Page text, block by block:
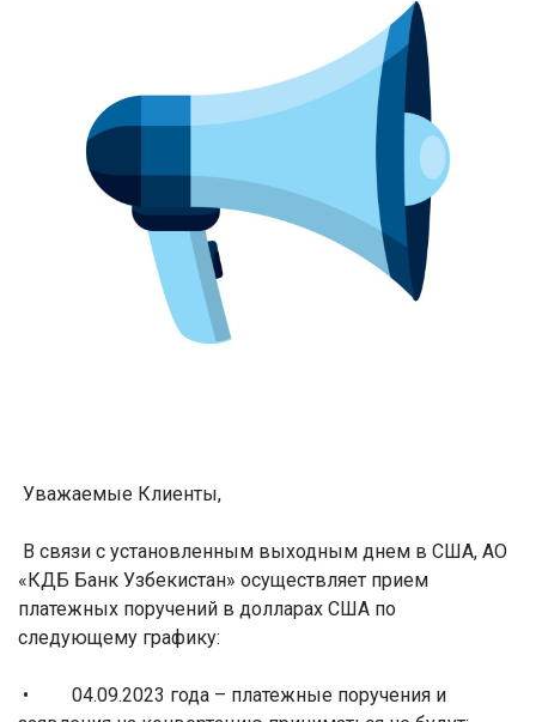
Уважаемые Клиенты,
В связи с установленным выходным днем в США, АО
«КДБ Банк Узбекистан» осуществляет прием
платежных поручений в долларах США по
следующему графику:
• 04.09.2023 года – платежные поручения и